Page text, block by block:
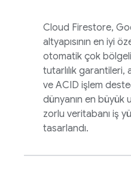
Cloud Firestore,
altyapısının en iyi
otomatik çok
tutarlılık
ve ACID işlem
dünyanın en büyük
zorlu veritabanı iş
tasarlandı.